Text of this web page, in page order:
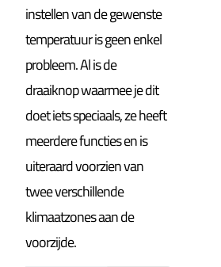
instellen van de gewenste
temperatuur is geen enkel
probleem. Al is de
draaiknop waarmee je dit
doet iets speciaals, ze heeft
meerdere functies en is
uiteraard voorzien van
twee verschillende
klimaatzones aan de
voorzijde.